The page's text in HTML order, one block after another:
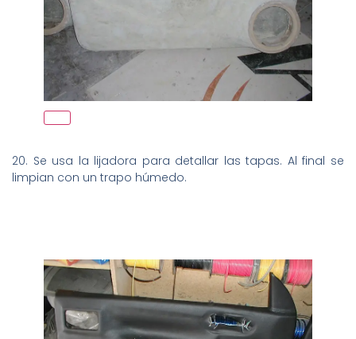
20. Se usa la lijadora para detallar las tapas. Al final se
limpian con un trapo húmedo.